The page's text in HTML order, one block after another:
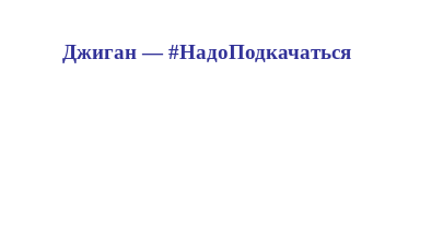
Джиган — #НадоПодкачаться